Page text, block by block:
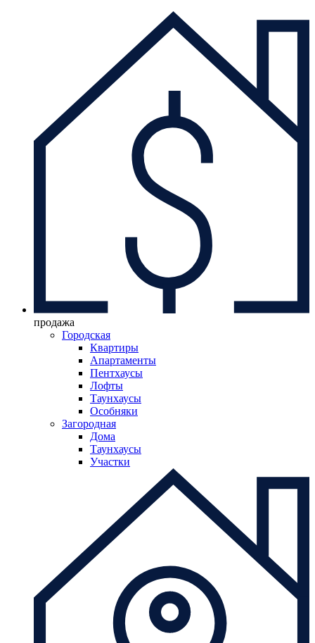
продажа
Городская
Квартиры
Апартаменты
Пентхаусы
Лофты
Таунхаусы
Особняки
Загородная
Дома
Таунхаусы
Участки